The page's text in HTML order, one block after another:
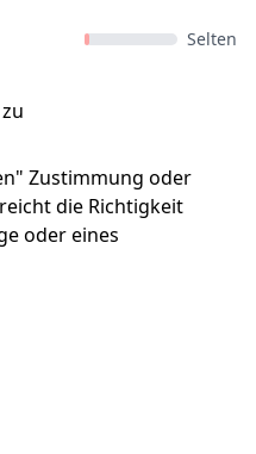
Selten
Zustimmung oder
die Richtigkeit
oder eines